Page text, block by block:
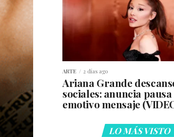
ARTE 2 días ago
Ariana Grande
sociales: anuncia
emotivo mensaje
LO MÁS VISTO